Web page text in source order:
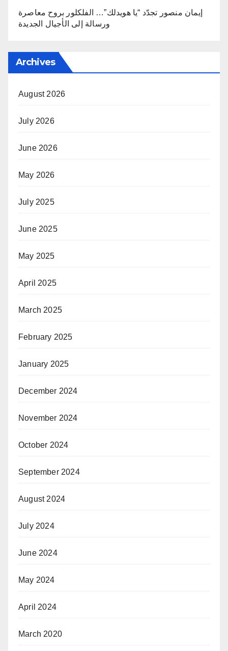
إيمان منصور تجدّد “يا هويدلك”… الفلكلور بروح معاصرة
ورسالة إلى الأجيال الجديدة
Archives
August 2026
July 2026
June 2026
May 2026
July 2025
June 2025
May 2025
April 2025
March 2025
February 2025
January 2025
December 2024
November 2024
October 2024
September 2024
August 2024
July 2024
June 2024
May 2024
April 2024
March 2020